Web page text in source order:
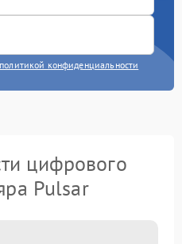
политикой конфиденциальности
цифрового
Pulsar